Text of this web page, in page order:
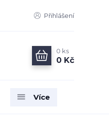
Přihlášení
0 ks
0 Kč
Více